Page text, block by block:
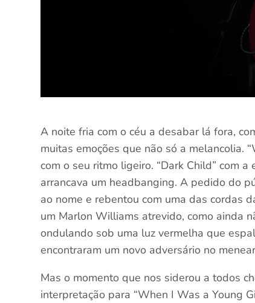
A noite fria com o céu a desabar lá fora,
muitas emoções que não só a melancolia.
com o seu ritmo ligeiro. “Dark Child” com
arrancava um headbanging. A pedido do
ao nome e rebentou com uma das cordas
um Marlon Williams atrevido, como ainda
ondulando sob uma luz vermelha que
encontraram um novo adversário no
Mas o momento que nos siderou a todos
interpretação para “When I Was a Young